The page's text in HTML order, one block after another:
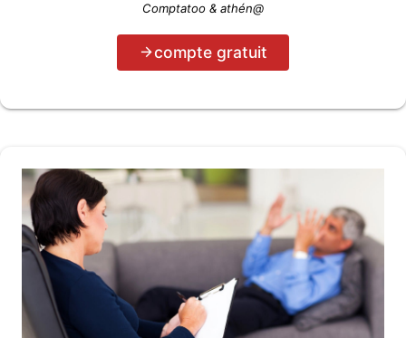
Comptatoo & athén@
compte gratuit